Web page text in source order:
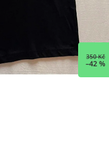
350 Kč
–42 %